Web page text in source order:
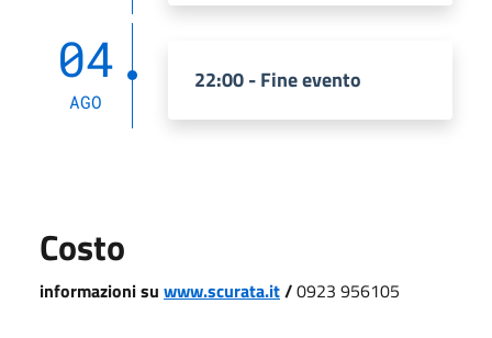
04
AGO
22:00 - Fine evento
Costo
informazioni su www.scurata.it/0923 956105